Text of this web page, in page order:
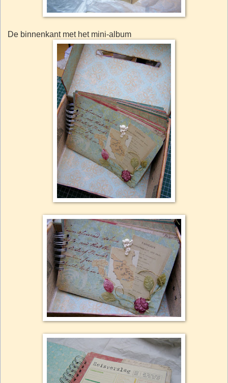
De binnenkant met het mini-album